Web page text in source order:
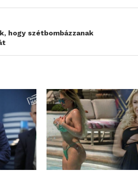
hogy szétbombázzanak